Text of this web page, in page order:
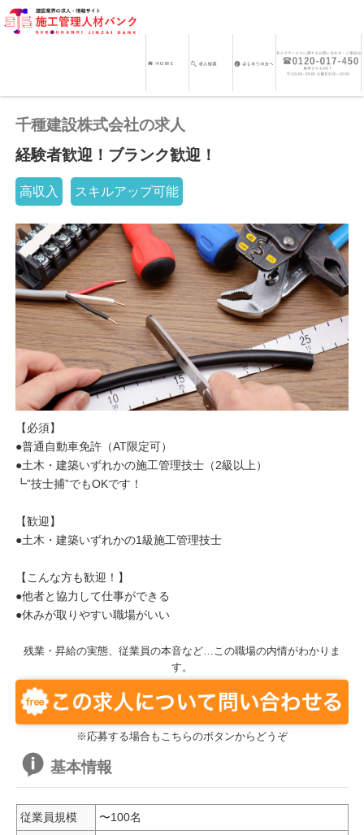
千種建設株式会社の求人
経験者歓迎！ブランク歓迎！
高収入 スキルアップ可能
【必須】
●普通自動車免許（AT限定可）
●土木・建築いずれかの施工管理技士（2級以上）
┗”技士捕”でもOKです！
【歓迎】
●土木・建築いずれかの1級施工管理技士
【こんな方も歓迎！】
●他者と協力して仕事ができる
●休みが取りやすい職場がいい
残業・昇給の実態、従業員の本音など…この職場の内情がわかりま
す。
※応募する場合もこちらのボタンからどうぞ
基本情報
従業員規模
〜100名